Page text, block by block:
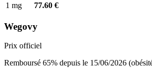
1 mg
77.60 €
Wegovy
Prix officiel
Remboursé 65% depuis le 15/06/2026